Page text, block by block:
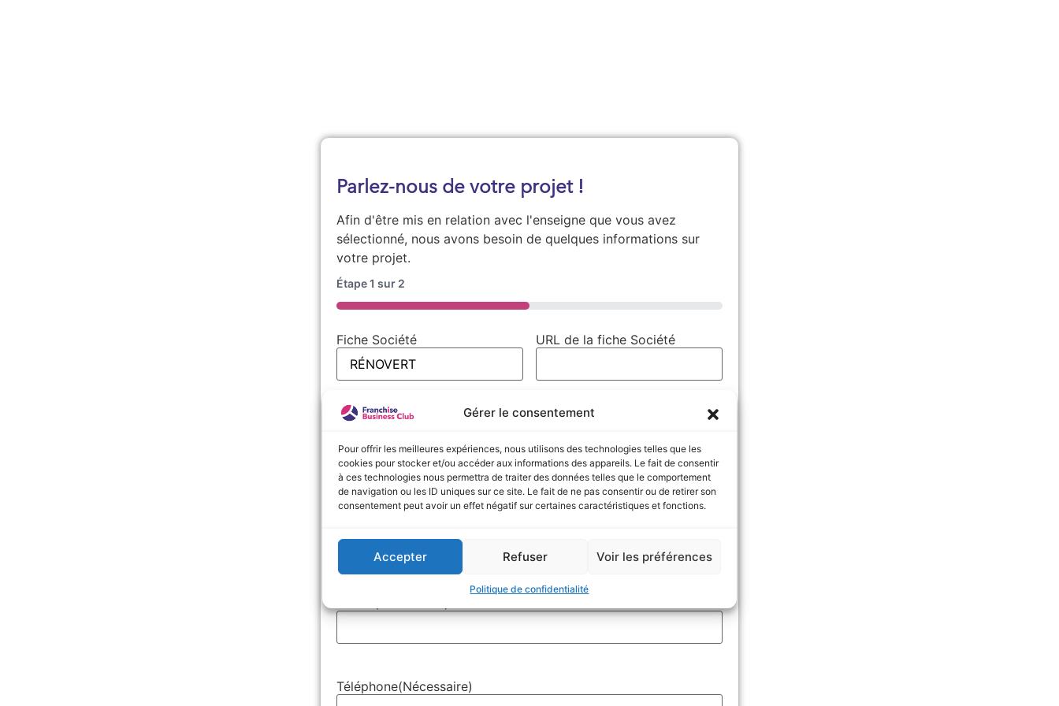
Gérer le consentement
Pour offrir les meilleures expériences, nous utilisons des technologies telles que les
cookies pour stocker et/ou accéder aux informations des appareils. Le fait de consentir
à ces technologies nous permettra de traiter des données telles que le comportement
de navigation ou les ID uniques sur ce site. Le fait de ne pas consentir ou de retirer son
consentement peut avoir un effet négatif sur certaines caractéristiques et fonctions.
Accepter Refuser Voir les préférences
Politique de confidentialité
Parlez-nous de votre projet !
Afin d'être mis en relation avec l'enseigne que vous avez
sélectionné, nous avons besoin de quelques informations sur
votre projet.
Étape1 sur 2
50%
Fiche Société
URL de la fiche Société
Nom(Nécessaire)
Téléphone(Nécessaire)